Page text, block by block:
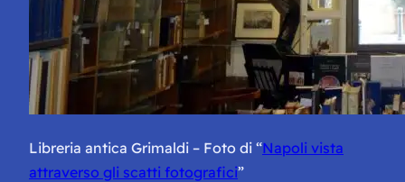
Libreria antica Grimaldi – Foto di “Napoli vista
attraverso gli scatti fotografici”